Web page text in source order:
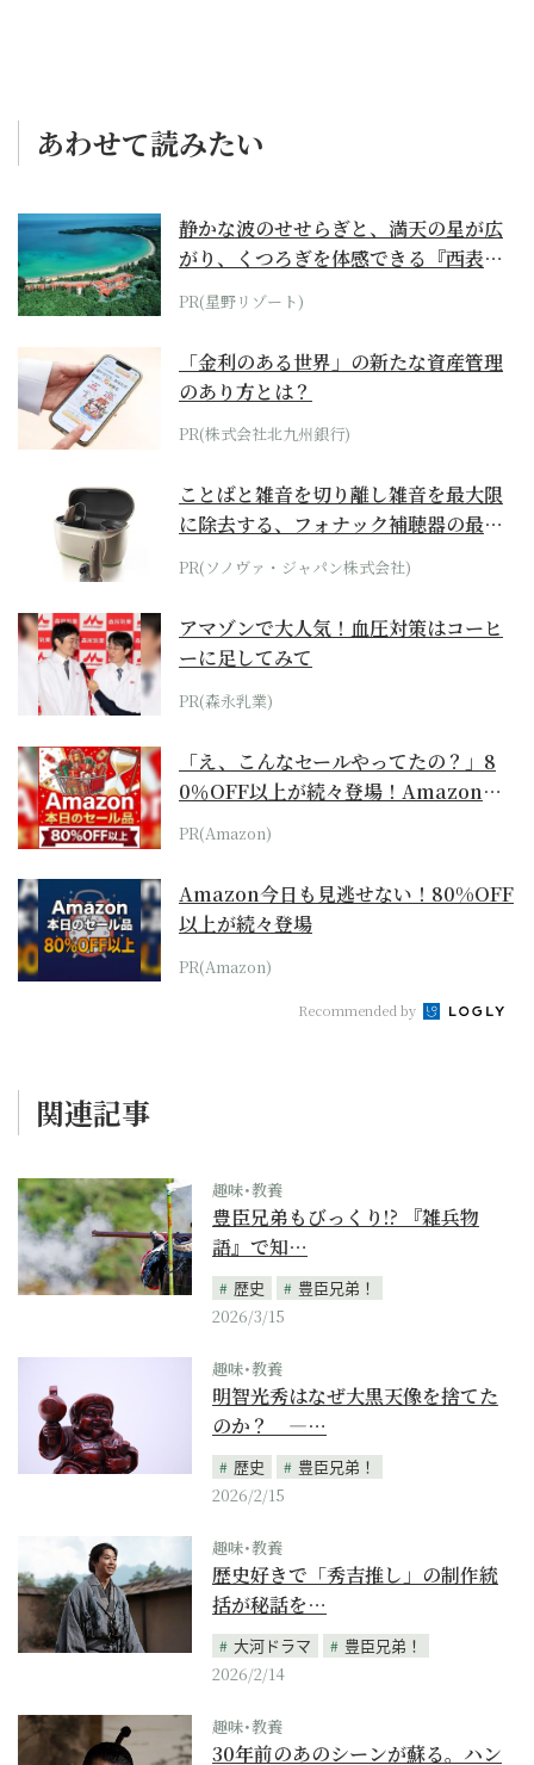
あわせて読みたい
静かな波のせせらぎと、満天の星が広
がり、くつろぎを体感できる『西表島
ホテル by...
PR(星野リゾート)
「金利のある世界」の新たな資産管理
のあり方とは？
PR(株式会社北九州銀行)
ことばと雑音を切り離し雑音を最大限
に除去する、フォナック補聴器の最上
位モデル
PR(ソノヴァ・ジャパン株式会社)
アマゾンで大人気！血圧対策はコーヒ
ーに足してみて
PR(森永乳業)
「え、こんなセールやってたの？」8
0％OFF以上が続々登場！Amazonの
本気が...
PR(Amazon)
Amazon今日も見逃せない！80%OFF
以上が続々登場
PR(Amazon)
Recommended by
関連記事
趣味･教養
豊臣兄弟もびっくり!? 『雑兵物
語』で知…
歴史
豊臣兄弟！
2026/3/15
趣味･教養
明智光秀はなぜ大黒天像を捨てた
のか？ —…
歴史
豊臣兄弟！
2026/2/15
趣味･教養
歴史好きで「秀吉推し」の制作統
括が秘話を…
大河ドラマ
豊臣兄弟！
2026/2/14
趣味･教養
30年前のあのシーンが蘇る。ハン